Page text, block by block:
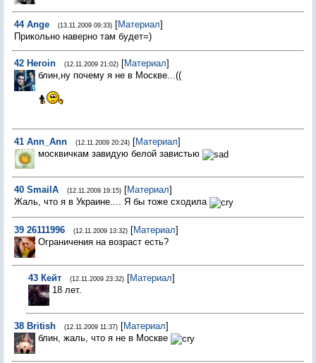
44 Ange (13.11.2009 09:33) [Материал]
Прикольно наверно там будет=)
42 Heroin (12.11.2009 21:02) [Материал]
блин,ну почему я не в Москве...((
41 Ann_Ann (12.11.2009 20:24) [Материал]
москвичкам завидую белой завистью
40 SmailA (12.11.2009 19:15) [Материал]
Жаль, что я в Украине.... Я бы тоже сходила
39 26111996 (12.11.2009 13:32) [Материал]
Ограничения на возраст есть?
43 Кейт (12.11.2009 23:32) [Материал]
18 лет.
38 British (12.11.2009 11:37) [Материал]
блин, жаль, что я не в Москве